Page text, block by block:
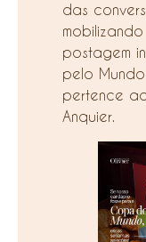
das
postagem
pelo
pertence
Anquier.